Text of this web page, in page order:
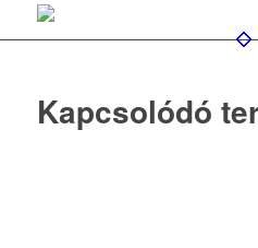
Kapcsolódó